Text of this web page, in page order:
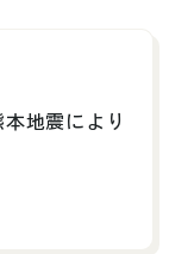
地震により